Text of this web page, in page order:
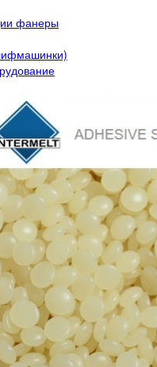
фанеры